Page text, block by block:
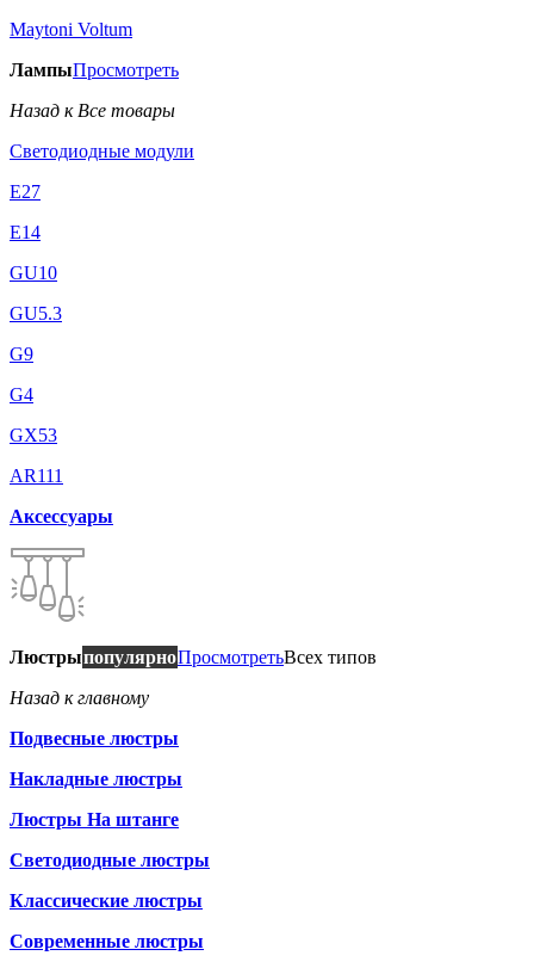
Maytoni Voltum
ЛампыПросмотреть
Назад к Все товары
Светодиодные модули
E27
E14
GU10
GU5.3
G9
G4
GX53
AR111
Аксессуары
ЛюстрыпопулярноПросмотретьВсех типов
Назад к главному
Подвесные люстры
Накладные люстры
Люстры На штанге
Светодиодные люстры
Классические люстры
Современные люстры